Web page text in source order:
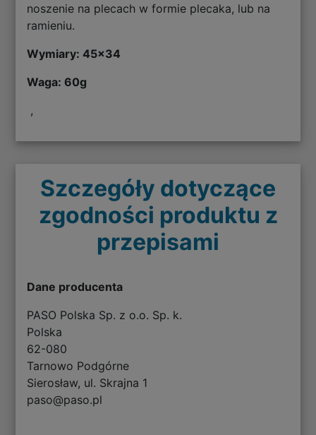
noszenie na plecach w formie plecaka, lub na
ramieniu.
Wymiary: 45x34
Waga: 60g
,
Szczegóły dotyczące
zgodności produktu z
przepisami
Dane producenta
PASO Polska Sp. z o.o. Sp. k.
Polska
62-080
Tarnowo Podgórne
Sierosław, ul. Skrajna 1
paso@paso.pl